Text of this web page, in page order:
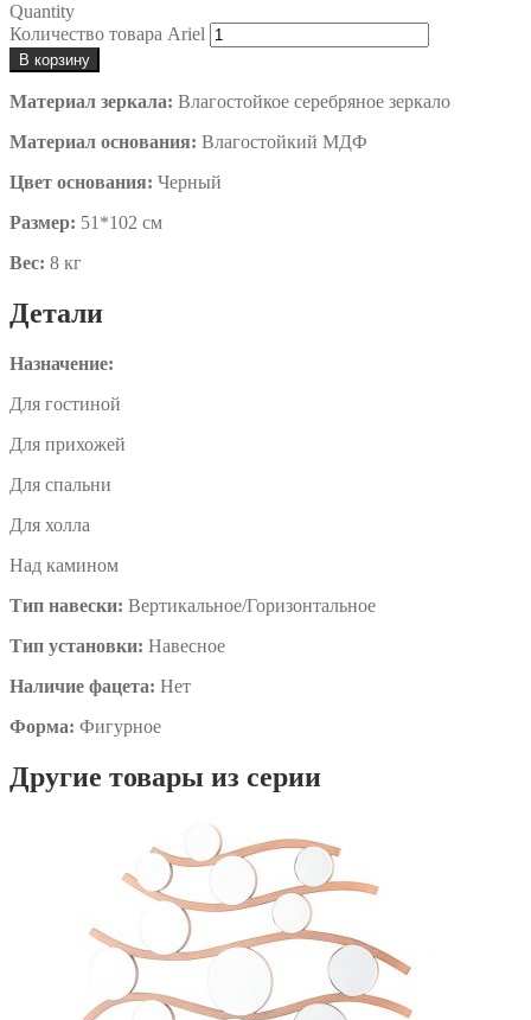
Quantity
Количество товара Ariel
В корзину
Материал зеркала: Влагостойкое серебряное зеркало
Материал основания: Влагостойкий МДФ
Цвет основания: Черный
Размер: 51*102 см
Вес: 8 кг
Детали
Назначение:
Для гостиной
Для прихожей
Для спальни
Для холла
Над камином
Тип навески: Вертикальное/Горизонтальное
Тип установки: Навесное
Наличие фацета: Нет
Форма: Фигурное
Другие товары из серии